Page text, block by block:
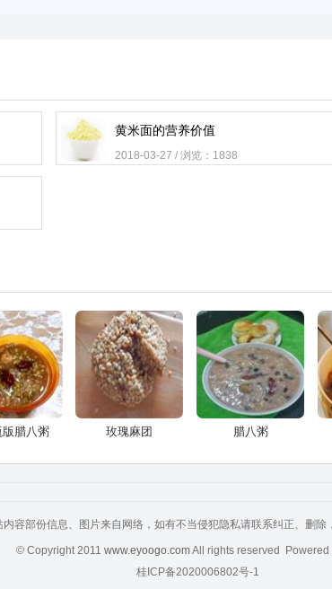
黄米面的营养价值
2018-03-27 / 浏览：1838
版腊八粥 玫瑰麻团 腊八粥
容部份信息、图片来自网络，如有不当侵犯隐私请联系纠正、删除
© Copyright 2011 www.eyoogo.comAll rights reserved Powered
桂ICP备2020006802号-1